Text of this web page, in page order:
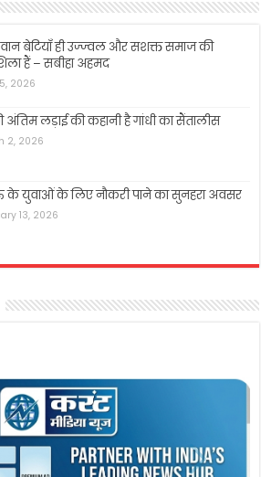
बेटियाँ ही उज्ज्वल और सशक्त समाज की
हैं – सबीहा अहमद
2026
अंतिम लड़ाई की कहानी है गांधी का सैंतालीस
2, 2026
युवाओं के लिए नौकरी पाने का सुनहरा अवसर
13, 2026